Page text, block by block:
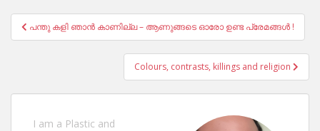
Post
navigation
പന്തു കളി ഞാൻ കാണില്ല – ആണുങ്ങടെ ഓരോ ഉണ്ട പ്രേമങ്ങൾ !
Colours, contrasts, killings and religion
I am a Plastic and